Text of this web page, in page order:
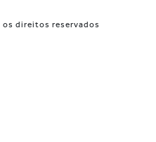
direitos reservados